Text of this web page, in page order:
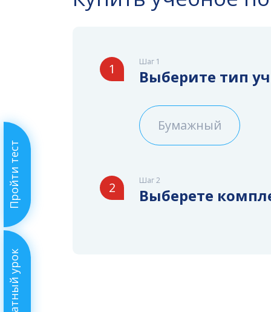
Пройти тест
Шаг 1
1 Выберите тип
Бумажный
Шаг 2
2 Выберете